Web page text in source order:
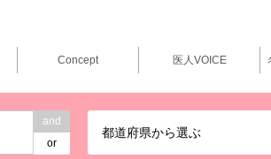
and
or
都道府県から選ぶ
Concept 医人VOICE